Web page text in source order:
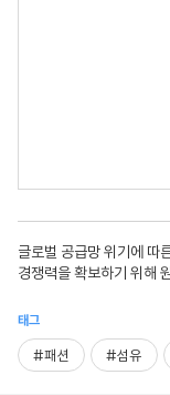
글로벌 공급망 위기에 따
경쟁력을 확보하기 위해
태그
#패션 #섬유